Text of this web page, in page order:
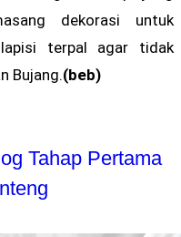
dekorasi untuk
terpal agar tidak
Bujang.(beb)
Tahap Pertama